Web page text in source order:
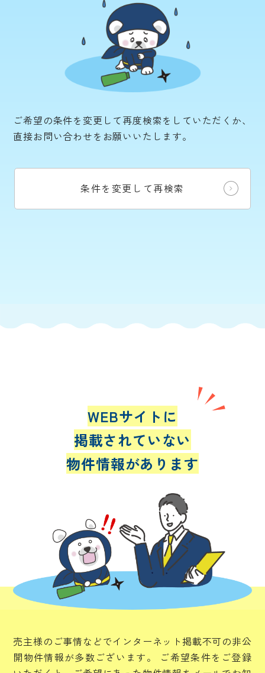
ご希望の条件を変更して再度検索をしていただくか、
直接お問い合わせをお願いいたします。
条件を変更して再検索
WEBサイトに
掲載されていない
物件情報があります
売主様のご事情などでインターネット掲載不可の非公
開物件情報が多数ございます。
ご希望条件をご登録